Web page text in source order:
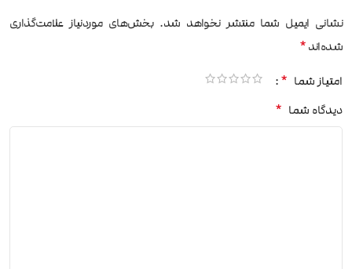
نشانی ایمیل شما منتشر نخواهد شد. بخش‌های موردنیاز علامت‌گذاری
شده‌اند*
امتیاز شما *
دیدگاه شما *